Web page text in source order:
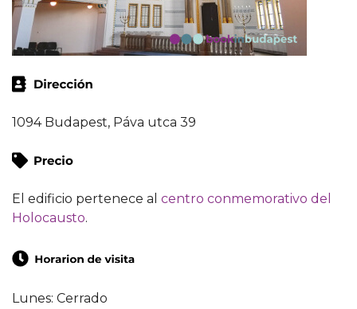
1094 Budapest, Páva utca 39
El edificio pertenece al centro conmemorativo del
Holocausto.
Lunes: Cerrado